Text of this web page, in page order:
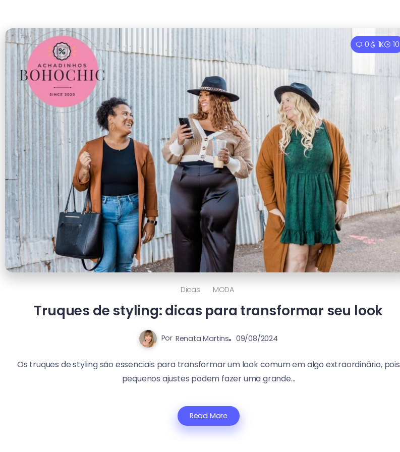
0 1K 10
Dicas MODA
Truques de styling: dicas para transformar seu look
Por Renata Martins 09/08/2024
Os truques de styling são essenciais para transformar um look comum em algo extraordinário, pois
pequenos ajustes podem fazer uma grande...
Read More